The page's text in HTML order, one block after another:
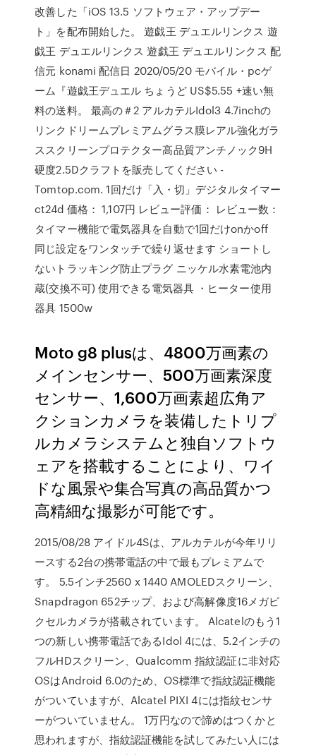
改善した「iOS 13.5 ソフトウェア・アップデー
ト」を配布開始した。 遊戯王 デュエルリンクス 遊
戯王 デュエルリンクス 遊戯王 デュエルリンクス 配
信元 konami 配信日 2020/05/20 モバイル・pcゲ
ーム『遊戯王デュエル ちょうど US$5.55 +速い無
料の送料。 最高の＃2 アルカテルIdol3 4.7inchの
リンクドリームプレミアムグラス膜レアル強化ガラ
ススクリーンプロテクター高品質アンチノック9H
硬度2.5Dクラフトを販売してください -
Tomtop.com. 1回だけ「入・切」デジタルタイマー
ct24d 価格： 1,107円 レビュー評価： レビュー数：
タイマー機能で電気器具を自動で1回だけonかoff
同じ設定をワンタッチで繰り返せます ショートし
ないトラッキング防止プラグ ニッケル水素電池内
蔵(交換不可) 使用できる電気器具 ・ヒーター使用
器具 1500w
Moto g8 plusは、4800万画素の
メインセンサー、500万画素深度
センサー、1,600万画素超広角ア
クションカメラを装備したトリプ
ルカメラシステムと独自ソフトウ
ェアを搭載することにより、ワイ
ドな風景や集合写真の高品質かつ
高精細な撮影が可能です。
2015/08/28 アイドル4Sは、アルカテルが今年リリ
ースする2台の携帯電話の中で最もプレミアムで
す。 5.5インチ2560 x 1440 AMOLEDスクリーン、
Snapdragon 652チップ、および高解像度16メガピ
クセルカメラが搭載されています。 Alcatelのもう1
つの新しい携帯電話であるIdol 4には、5.2インチの
フルHDスクリーン、Qualcomm 指紋認証に非対応
OSはAndroid 6.0のため、OS標準で指紋認証機能
がついていますが、Alcatel PIXI 4には指紋センサ
ーがついていません。 1万円なので諦めはつくかと
思われますが、指紋認証機能を試してみたい人には